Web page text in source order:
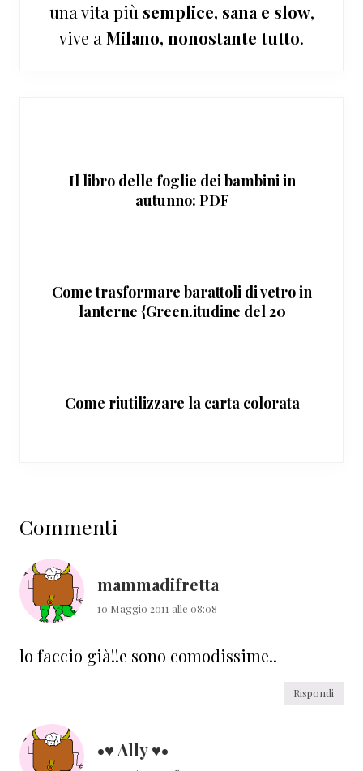
una vita più semplice, sana e slow,
vive a Milano, nonostante tutto.
Il libro delle foglie dei bambini in
autunno: PDF
Come trasformare barattoli di vetro in
lanterne {Green.itudine del 20
Come riutilizzare la carta colorata
del
lettore
Commenti
mammadifretta
10 Maggio 2011 alle 08:08
lo faccio già!!e sono comodissime..
Rispondi
•♥ Ally ♥•